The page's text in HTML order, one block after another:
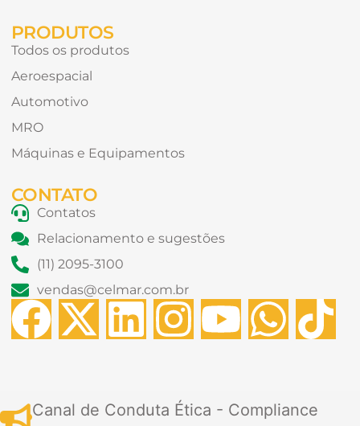
PRODUTOS
Todos os produtos
Aeroespacial
Automotivo
MRO
Máquinas e Equipamentos
CONTATO
Contatos
Relacionamento e sugestões
(11) 2095-3100
vendas@celmar.com.br
F
c
X
t
L
n
I
s
Y
u
W
a
T
k
Canal de Conduta Ética - Compliance